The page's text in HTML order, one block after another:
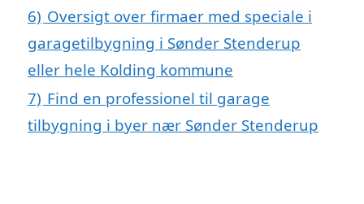
6) Oversigt over firmaer med speciale i
garagetilbygning i Sønder Stenderup
eller hele Kolding kommune
7) Find en professionel til garage
tilbygning i byer nær Sønder Stenderup